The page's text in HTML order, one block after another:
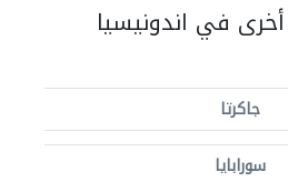
في اندونيسيا
جاكرتا
سورابايا